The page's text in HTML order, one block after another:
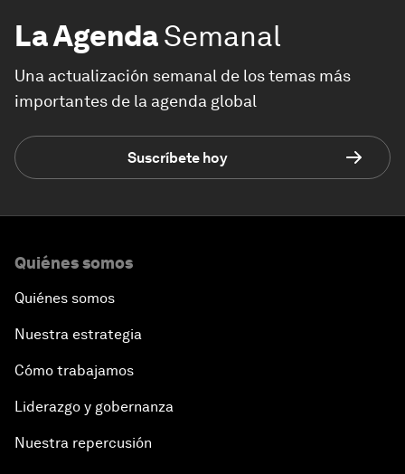
La AgendaSemanal
Una actualización semanal de los temas más
importantes de la agenda global
Suscríbete hoy
Quiénes somos
Quiénes somos
Nuestra estrategia
Cómo trabajamos
Liderazgo y gobernanza
Nuestra repercusión